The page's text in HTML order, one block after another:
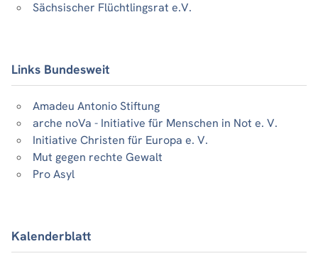
Sächsischer Flüchtlingsrat e.V.
Links Bundesweit
Amadeu Antonio Stiftung
arche noVa - Initiative für Menschen in Not e. V.
Initiative Christen für Europa e. V.
Mut gegen rechte Gewalt
Pro Asyl
Kalenderblatt